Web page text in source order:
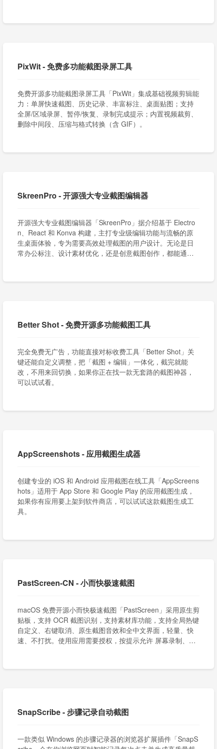
PixWit - 免费多功能截图录屏工具
免费开源多功能截图录屏工具「PixWit」集成基础视频剪辑能
力：单屏快速截图、历史记录、丰富标注、桌面贴图；支持
全屏/区域录屏、暂停/恢复、录制完成提示；内置视频裁剪、
删除中间段、压缩与格式转换（含 GIF）。
SkreenPro - 开源强大专业截图编辑器
开源强大专业截图编辑器「SkreenPro」据介绍基于 Electro
n、React 和 Konva 构建，主打专业级编辑功能与流畅的原
生桌面体验，专为需要高效处理截图的用户设计。无论是日
常办公标注、设计素材优化，还是创意截图创作，都能通过
Better Shot - 免费开源多功能截图工具
完全免费无广告，功能直接对标收费工具「Better Shot」关
键还能自定义调整，把「截图 + 编辑」一体化，截完就能
改，不用来回切换，如果你正在找一款无套路的截图神器，
可以试试看。
AppScreenshots - 应用截图生成器
创建专业的 iOS 和 Android 应用截图在线工具「AppScreens
hots」适用于 App Store 和 Google Play 的应用截图生成，
如果你有应用要上架到软件商店，可以试试这款截图生成工
具。
PastScreen-CN - 小而快极速截图
macOS 免费开源小而快极速截图「PastScreen」采用原生剪
贴板，支持 OCR 截图识别，支持素材库功能，支持全局热键
自定义、右键取消、原生截图音效和全中文界面，轻量、快
速、不打扰。使用应用需要授权，按提示允许 屏幕录制、辅
SnapScribe - 步骤记录自动截图
一款类似 Windows 的步骤记录器的浏览器扩展插件「SnapS